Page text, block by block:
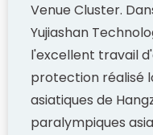
Venue Cluster.
Yujiashan
l'excellent travail
protection réalisé
asiatiques de
paralympiques